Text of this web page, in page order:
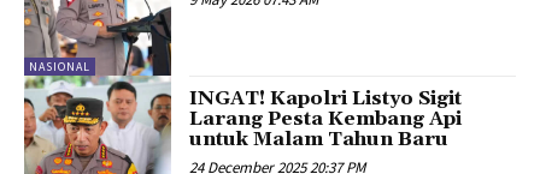
NASIONAL
INGAT! Kapolri Listyo Sigit
Larang Pesta Kembang Api
untuk Malam Tahun Baru
24 December 2025 20:37 PM